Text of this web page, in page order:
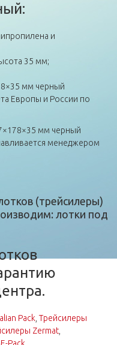
и
35 мм;
мм черный
Европы и России по
мм черный
менеджером
(трейсилеры)
лотки под
Pack Трейсилеры
Zermat